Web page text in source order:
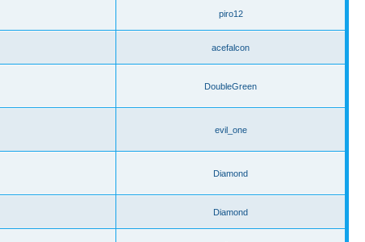
piro12
acefalcon
DoubleGreen
evil_one
Diamond
Diamond